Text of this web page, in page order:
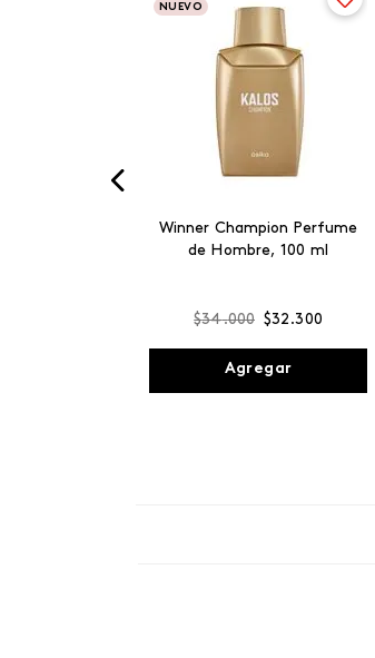
NUEVO
Winner Champion Perfume
de Hombre, 100 ml
$34.000 $32 .300
Agregar